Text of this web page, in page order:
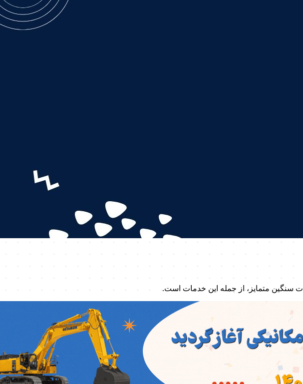
سنگین متمایز، از جمله این خدمات است.